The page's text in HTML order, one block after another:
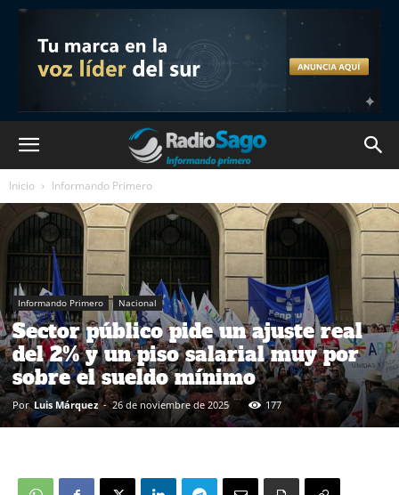
Inicio Informando Primero
Informando Primero Nacional
Sector público pide un ajuste real
del 2% y un piso salarial muy por
sobre el sueldo mínimo
Por Luis Márquez - 26 de noviembre de 2025 177